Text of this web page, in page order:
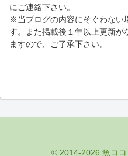
にご連絡下さい。
※当ブログの内容にそぐわない
す。また掲載後１年以上更新が
ますので、ご了承下さい。
© 2014-2026 魚ココ